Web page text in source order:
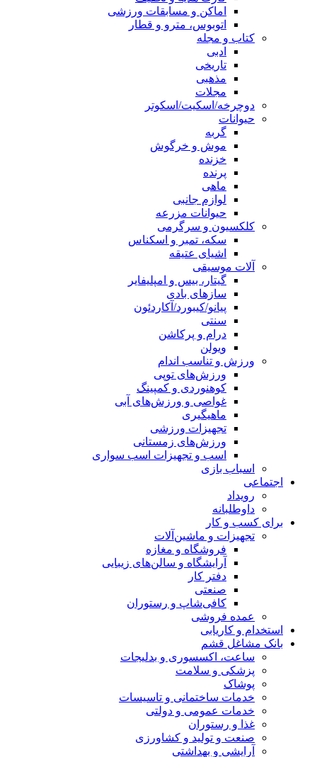
اماکن و مسابقات ورزشی
اتوبوس، مترو و قطار
کتاب و مجله
ادبی
تاریخی
مذهبی
مجلات
دوچرخه/اسکیت/اسکوتر
حیوانات
گربه
موش و خرگوش
خزنده
پرنده
ماهی
لوازم جانبی
حیوانات مزرعه
کلکسیون و سرگرمی
سکه، تمبر و اسکناس
اشیای عتیقه
آلات موسیقی
گیتار، بیس و امپلیفایر
سازهای بادی
پیانو/کیبورد/آکاردئون
سنتی
درام و پرکاشن
ویولن
ورزش و تناسب اندام
ورزش‌های توپی
کوهنوردی و کمپینگ
غواصی و ورزش‌های آبی
ماهیگیری
تجهیزات ورزشی
ورزش‌های زمستانی
اسب و تجهیزات اسب سواری
اسباب‌ بازی
اجتماعی
رویداد
داوطلبانه
برای کسب و کار
تجهیزات و ماشین‌آلات
فروشگاه و مغازه
آرایشگاه و سالن‌های زیبایی
دفتر کار
صنعتی
کافی‌شاپ و رستوران
عمده فروشی
استخدام و کاریابی
بانک مشاغل قشم
ساعت، اکسسوری و بدلیجات
پزشکی و سلامت
پوشاک
خدمات ساختمانی و تاسیسات
خدمات عمومی و دولتی
غذا و رستوران
صنعت و تولید و کشاورزی
آرایشی و بهداشتی